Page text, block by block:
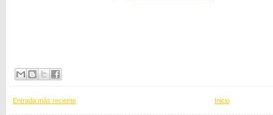
Entrada más reciente Inicio